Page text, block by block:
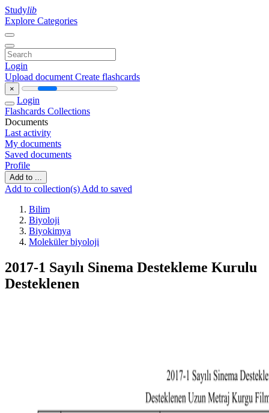
Studylib
Explore Categories
Login
Upload document Create flashcards
×
Login
Flashcards Collections
Documents
Last activity
My documents
Saved documents
Profile
Add to ...
Add to collection(s) Add to saved
Bilim
Biyoloji
Biyokimya
Moleküler biyoloji
2017-1 Sayılı Sinema Destekleme Kurulu
Desteklenen